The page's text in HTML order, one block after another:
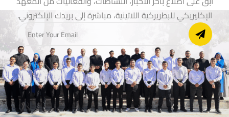
الإكليريكي للبطريركية اللاتينية، مباشرة إلى بريدك الإلكتروني.